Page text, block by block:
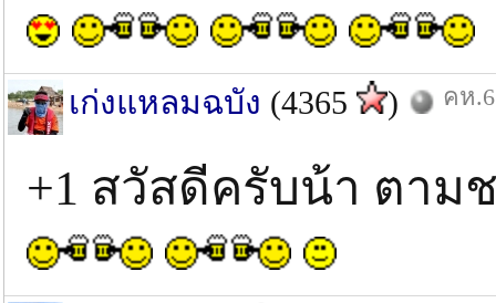
เก่งแหลมฉบัง (4365 ) คห
+1 สวัสดีครับน้า ตาม